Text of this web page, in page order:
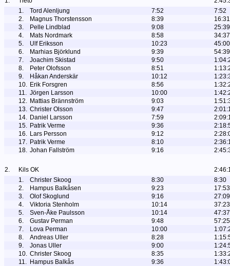
1.
Tord Alenljung 7:52
7:52
2.
Magnus Thorstensson 8:39
16:31
3.
Pelle Lindblad 9:08
25:39
4.
Mats Nordmark 8:58
34:37
5.
Ulf Eriksson 10:23
45:00
6.
Marhias Björklund 9:39
54:39
7.
Joachim Skistad 9:50
8.
Peter Olofsson 8:51
9.
Håkan Anderskär 10:12
10. Erik Forsgren 8:56
11. Jörgen Larsson 10:00
12. Mattias Brännström 9:03
13. Christer Olsson 9:47
14. Daniel Larsson 7:59
15. Patrik Verme 9:36
16. Lars Persson 9:12
17. Patrik Verme 8:10
18. Johan Fallström 9:16
2. Kils OK
1.
Christer Skoog 8:30
8:30
2.
Hampus Balkåsen 9:23
17:53
3.
Olof Skoglund 9:16
27:09
4.
Viktoria Stenholm 10:14
37:23
5.
Sven-Åke Paulsson 10:14
47:37
6.
Gustav Perman 9:48
57:25
7.
Lova Perman 10:00
8.
Andreas Uller 8:28
9.
Jonas Uller 9:00
10. Christer Skoog 8:35
11. Hampus Balkås 9:36